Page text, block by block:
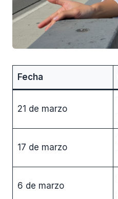
Fecha
21 de marzo
17 de marzo
6 de marzo